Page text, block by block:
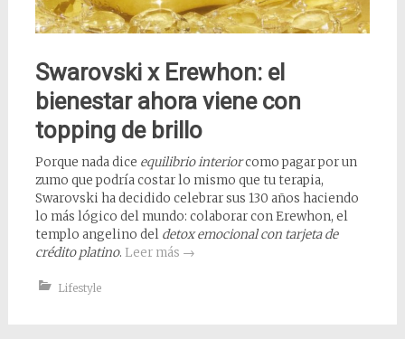
Swarovski x Erewhon: el
bienestar ahora viene con
topping de brillo
Porque nada dice equilibrio interiorcomo pagar por un
zumo que podría costar lo mismo que tu terapia,
Swarovski ha decidido celebrar sus 130 años haciendo
lo más lógico del mundo: colaborar con Erewhon, el
templo angelino del detox emocional con tarjeta de
crédito platino. Leer más →
Lifestyle